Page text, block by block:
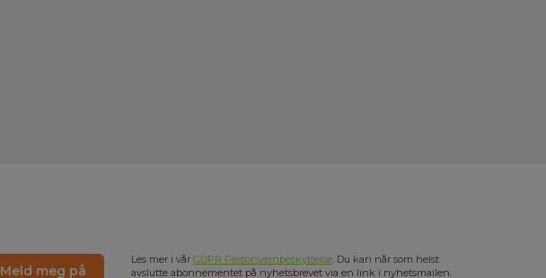
Meld meg på
Les mer i vår GDPR Personvernbeskyttelse. Du kan når som helst
avslutte abonnementet på nyhetsbrevet via en link i nyhetsmailen.